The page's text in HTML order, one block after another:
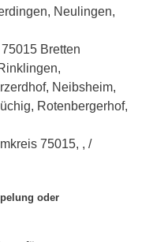
Neulingen,
Bretten
Neibsheim,
Rotenbergerhof,
75015, , /
oder